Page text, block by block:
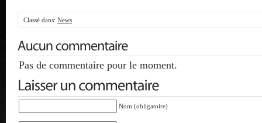
Classé dans: News
Pas de commentaire pour le moment.
Nom (obligatoire)